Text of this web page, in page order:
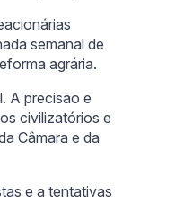
semanal de
agrária.
A precisão e
civilizatórios e
Câmara e da
e a tentativas